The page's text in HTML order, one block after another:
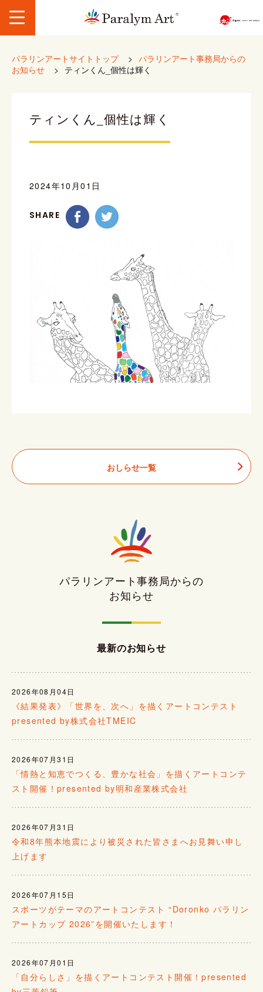
パラリンアートサイトトップ > パラリンアート事務局からの
お知らせ
> ティンくん_個性は輝く
ティンくん_個性は輝く
2024年10月01日
SHARE
おしらせ一覧
パラリンアート事務局からの
お知らせ
最新のお知らせ
2026年08月04日
《結果発表》「世界を、次へ」を描くアートコンテスト
presented by株式会社TMEIC
2026年07月31日
「情熱と知恵でつくる、豊かな社会」を描くアートコンテ
スト開催！presented by明和産業株式会社
2026年07月31日
令和8年熊本地震により被災された皆さまへお見舞い申し
上げます
2026年07月15日
スポーツがテーマのアートコンテスト “Doronko パラリン
アートカップ 2026”を開催いたします！
2026年07月01日
「自分らしさ」を描くアートコンテスト開催！presented